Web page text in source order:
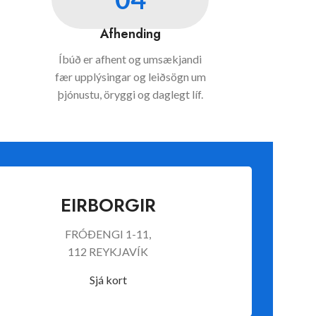
Afhending
Íbúð er afhent og umsækjandi
fær upplýsingar og leiðsögn um
þjónustu, öryggi og daglegt líf.
EIRBORGIR
FRÓÐENGI 1-11,
112 REYKJAVÍK
Sjá kort